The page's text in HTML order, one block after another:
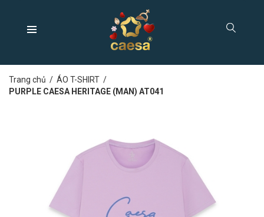
Trang chủ / ÁO T-SHIRT /
PURPLE CAESA HERITAGE (MAN) AT041